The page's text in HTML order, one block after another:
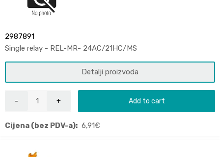
2987891
Single relay - REL-MR- 24AC/21HC/MS
Detalji proizvoda
Add to cart
Cijena (bez PDV-a): 6,91€